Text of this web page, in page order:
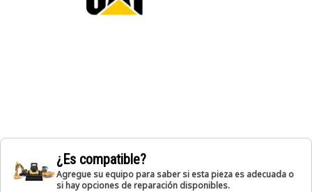
¿Es compatible?
Agregue su equipo para saber si esta pieza es adecuada o
si hay opciones de reparación disponibles.